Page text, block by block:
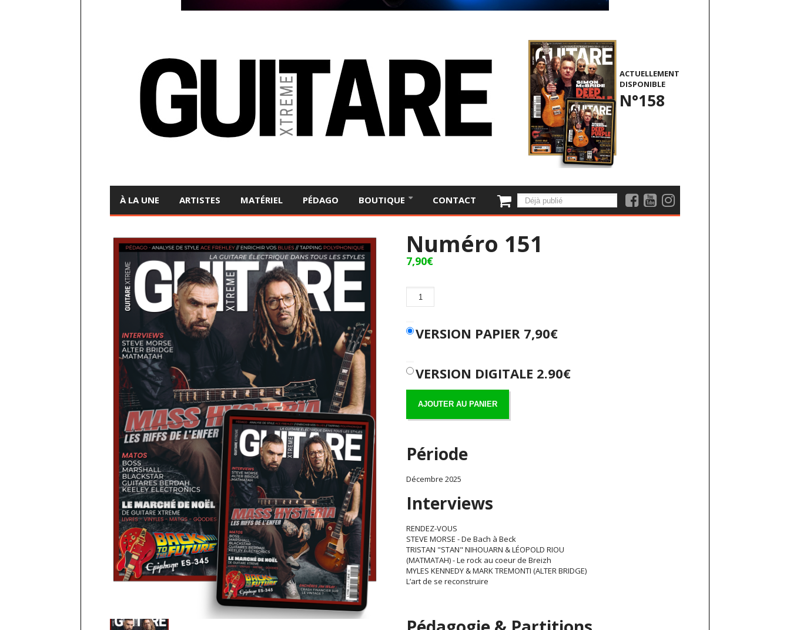
ACTUELLEMENT
DISPONIBLE
N°158
À LA UNE ARTISTES MATÉRIEL PÉDAGO BOUTIQUE CONTACT
Numéro 151
7,90€
quantité
VERSION PAPIER 7,90€
VERSION DIGITALE 2.90€
AJOUTER AU PANIER
Période
Décembre 2025
Interviews
RENDEZ-VOUS
STEVE MORSE - De Bach à Beck
TRISTAN "STAN" NIHOUARN & LÉOPOLD RIOU
(MATMATAH) - Le rock au coeur de Breizh
MYLES KENNEDY & MARK TREMONTI (ALTER BRIDGE)
L’art de se reconstruire